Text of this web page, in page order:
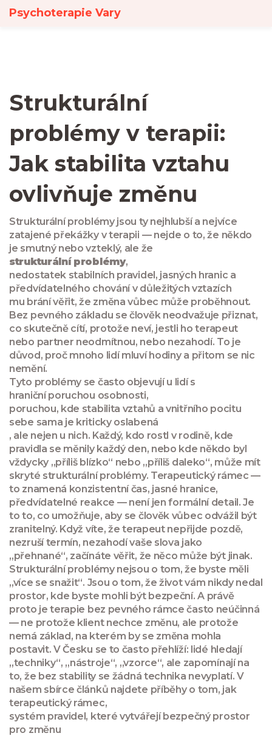
Psychoterapie Vary
Strukturální
problémy v terapii:
Jak stabilita vztahu
ovlivňuje změnu
Strukturální problémy jsou ty nejhlubší a nejvíce
zatajené překážky v terapii — nejde o to, že někdo
je smutný nebo vzteklý, ale že
strukturální problémy,
nedostatek stabilních pravidel, jasných hranic a
předvídatelného chování v důležitých vztazích
mu brání věřit, že změna vůbec může proběhnout.
Bez pevného základu se člověk neodvažuje přiznat,
co skutečně cítí, protože neví, jestli ho terapeut
nebo partner neodmítnou, nebo nezahodí. To je
důvod, proč mnoho lidí mluví hodiny a přitom se nic
nemění.
Tyto problémy se často objevují u lidí s
hraniční poruchou osobnosti,
poruchou, kde stabilita vztahů a vnitřního pocitu
sebe sama je kriticky oslabená
, ale nejen u nich. Každý, kdo rostl v rodině, kde
pravidla se měnily každý den, nebo kde někdo byl
vždycky „příliš blízko“ nebo „příliš daleko“, může mít
skryté strukturální problémy. Terapeutický rámec —
to znamená konzistentní čas, jasné hranice,
předvídatelné reakce — není jen formální detail. Je
to to, co umožňuje, aby se člověk vůbec odvážil být
zranitelný. Když víte, že terapeut nepřijde pozdě,
nezruší termín, nezahodí vaše slova jako
„přehnané“, začínáte věřit, že něco může být jinak.
Strukturální problémy nejsou o tom, že byste měli
„více se snažit“. Jsou o tom, že život vám nikdy nedal
prostor, kde byste mohli být bezpeční. A právě
proto je terapie bez pevného rámce často neúčinná
— ne protože klient nechce změnu, ale protože
nemá základ, na kterém by se změna mohla
postavit. V Česku se to často přehlíží: lidé hledají
„techniky“, „nástroje“, „vzorce“, ale zapomínají na
to, že bez stability se žádná technika nevyplatí. V
našem sbírce článků najdete příběhy o tom, jak
terapeutický rámec,
systém pravidel, které vytvářejí bezpečný prostor
pro změnu